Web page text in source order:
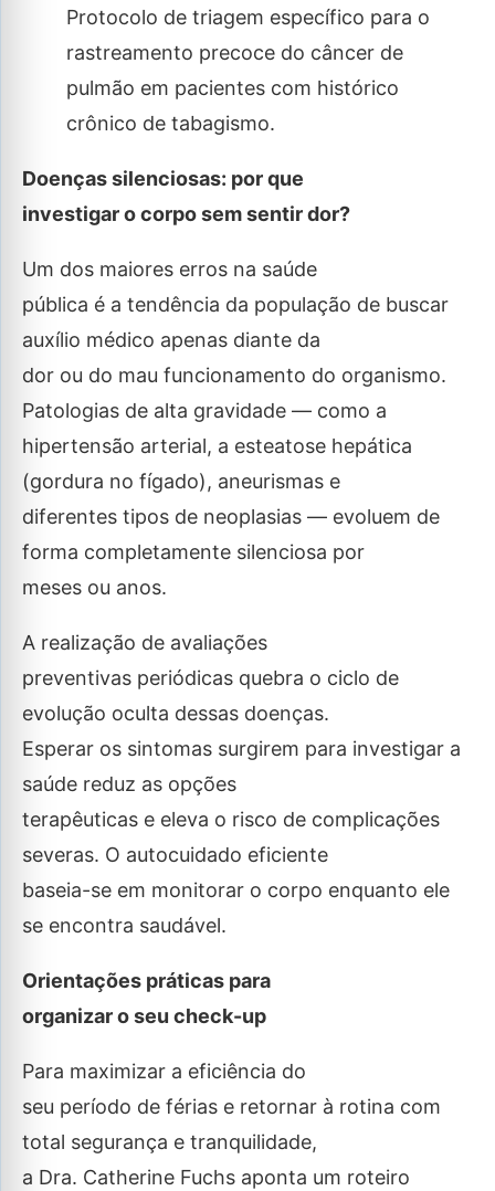
Protocolo de triagem específico para o
rastreamento precoce do câncer de
pulmão em pacientes com histórico
crônico de tabagismo.
Doenças silenciosas: por que
investigar o corpo sem sentir dor?
Um dos maiores erros na saúde
pública é a tendência da população de buscar
auxílio médico apenas diante da
dor ou do mau funcionamento do organismo.
Patologias de alta gravidade — como a
hipertensão arterial, a esteatose hepática
(gordura no fígado), aneurismas e
diferentes tipos de neoplasias — evoluem de
forma completamente silenciosa por
meses ou anos.
A realização de avaliações
preventivas periódicas quebra o ciclo de
evolução oculta dessas doenças.
Esperar os sintomas surgirem para investigar a
saúde reduz as opções
terapêuticas e eleva o risco de complicações
severas. O autocuidado eficiente
baseia-se em monitorar o corpo enquanto ele
se encontra saudável.
Orientações práticas para
organizar o seu check-up
Para maximizar a eficiência do
seu período de férias e retornar à rotina com
total segurança e tranquilidade,
a Dra. Catherine Fuchs aponta um roteiro